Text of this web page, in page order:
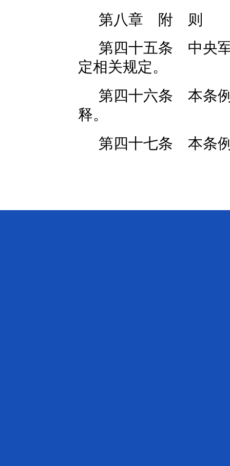
第八章 附 则
第四十五条 中央
定相关规定。
第四十六条 本条
释。
第四十七条 本条